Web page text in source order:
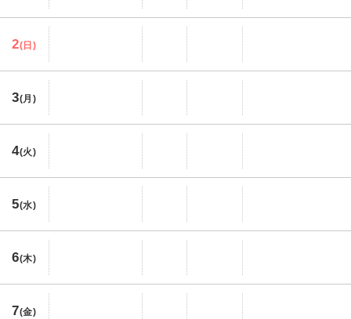
2(日)
3(月)
4(火)
5(水)
6(木)
7(金)